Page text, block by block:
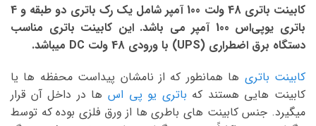
کابینت باتری 48 ولت 100 آمپر شامل یک رک باتری دو طبقه و 4
باتری یوپی‌اس 100 آمپر می باشد. این کابینت باتری مناسب
دستگاه برق اضطراری (UPS) با ورودی 48 ولت DC میباشد.
کابینت باتری ها همانطور که از نامشان پیداست محفظه ها یا
کابینت هایی هستند که باتری یو پی اس ها در داخل آن قرار
میگیرد. جنس کابینت های باطری ها از ورق فلزی بوده که توسط